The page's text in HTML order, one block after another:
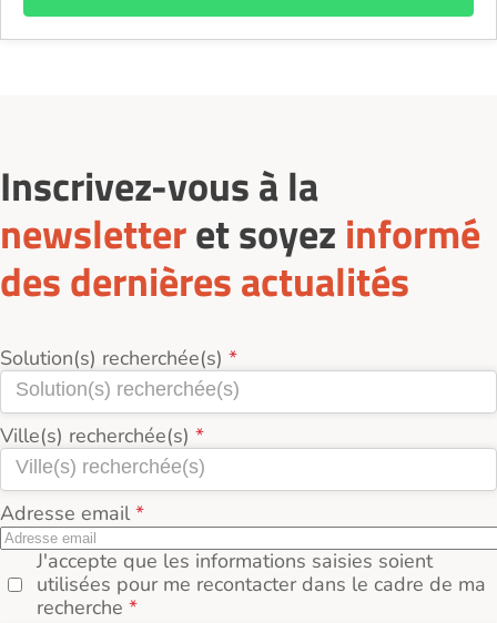
Inscrivez-vous à la
newsletteret soyez informé
des dernières actualités
Solution(s) recherchée(s)
Ville(s) recherchée(s)
Adresse email
J'accepte que les informations saisies soient
utilisées pour me recontacter dans le cadre de ma
recherche